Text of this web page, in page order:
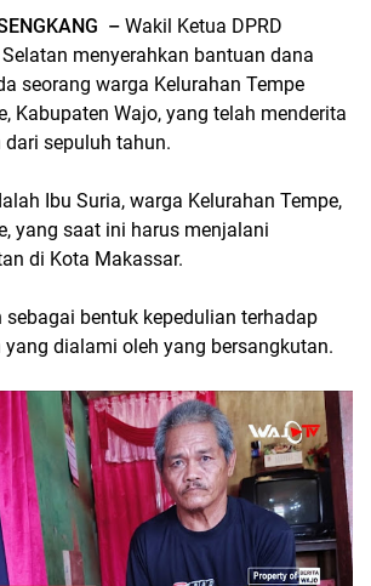
– Wakil Ketua DPRD
menyerahkan bantuan dana
seorang warga Kelurahan Tempe
Kabupaten Wajo, yang telah menderita
sepuluh tahun.
Ibu Suria, warga Kelurahan Tempe,
yang saat ini harus menjalani
di Kota Makassar.
sebagai bentuk kepedulian terhadap
dialami oleh yang bersangkutan.